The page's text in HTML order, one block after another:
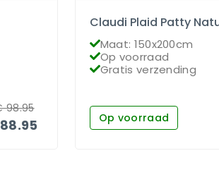
88.95
98.95
Claudi Plaid Patty
Maat: 150x200cm
Op voorraad
Gratis verzending
Op voorraad